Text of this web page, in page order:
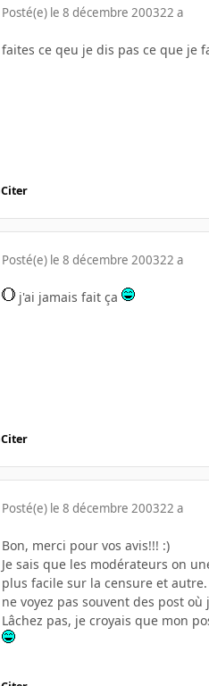
Posté(e) le 8 décembre 200322 a
faites ce qeu je dis pas ce que je
Citer
Posté(e) le 8 décembre 200322 a
j'ai jamais fait ça
Citer
Posté(e) le 8 décembre 200322 a
Bon, merci pour vos avis!!! :)
Je sais que les modérateurs on
plus facile sur la censure et
ne voyez pas souvent des post
Lâchez pas, je croyais que mon